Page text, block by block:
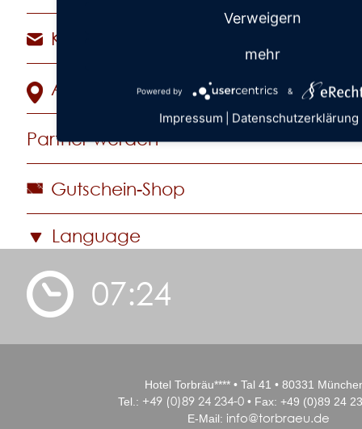
Kontakt
Anreise
Partner werden
Gutschein-Shop
Language
07:24
Hotel Torbräu**** • Tal 41 • 80331
Tel.: +49 (0)89 24 234-0• Fax: +49 (0)89 24
E-Mail: info@torbraeu.de
Verweigern
mehr
Powered by &
Impressum Datenschutzerklärung